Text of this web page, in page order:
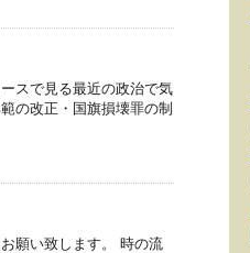
スで見る最近の政治で気
の改正・国旗損壊罪の制
願い致します。 時の流